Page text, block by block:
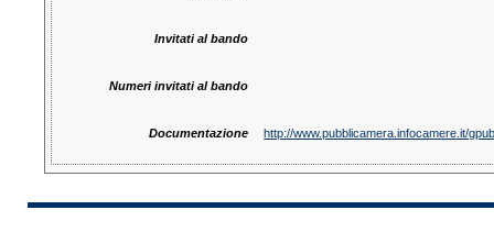
Invitati al bando
Numeri invitati al bando
Documentazione http://www.pubblicamera.infocamere.it/